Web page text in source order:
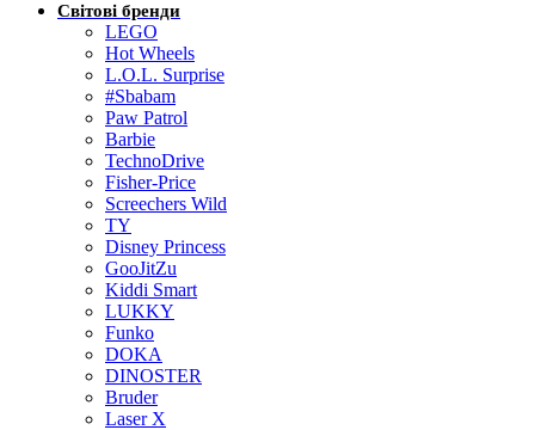
Світові бренди
LEGO
Hot Wheels
L.O.L. Surprise
#Sbabam
Paw Patrol
Barbie
TechnoDrive
Fisher-Price
Screechers Wild
TY
Disney Princess
GooJitZu
Kiddi Smart
LUKKY
Funko
DOKA
DINOSTER
Bruder
Laser X